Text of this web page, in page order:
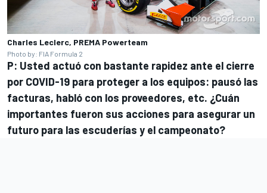
Charles Leclerc, PREMA Powerteam
Photo by: FIA Formula 2
P: Usted actuó con bastante rapidez ante el cierre
por COVID-19 para proteger a los equipos: pausó las
facturas, habló con los proveedores, etc. ¿Cuán
importantes fueron sus acciones para asegurar un
futuro para las escuderías y el campeonato?